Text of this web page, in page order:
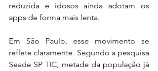
reduzida e idosos ainda adotam os
apps de forma mais lenta.
Em São Paulo, esse movimento se
reflete claramente. Segundo a pesquisa
Seade SP TIC, metade da população já